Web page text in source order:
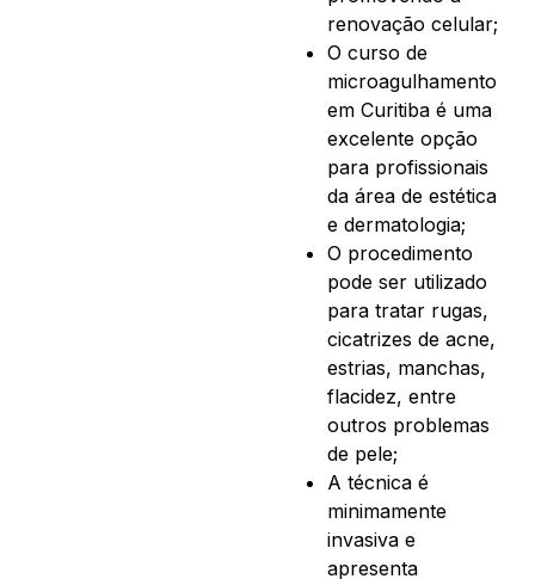
renovação celular;
O curso de
microagulhamento
em Curitiba é uma
excelente opção
para profissionais
da área de estética
e dermatologia;
O procedimento
pode ser utilizado
para tratar rugas,
cicatrizes de acne,
estrias, manchas,
flacidez, entre
outros problemas
de pele;
A técnica é
minimamente
invasiva e
apresenta